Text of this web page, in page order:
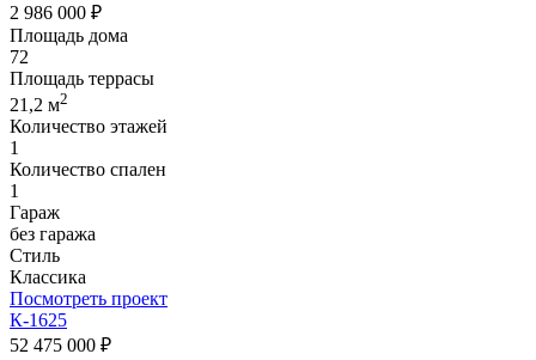
2 986 000 ₽
Площадь дома
72
Площадь террасы
21,2 м2
Количество этажей
1
Количество спален
1
Гараж
без гаража
Стиль
Классика
Посмотреть проект
К-1625
52 475 000 ₽